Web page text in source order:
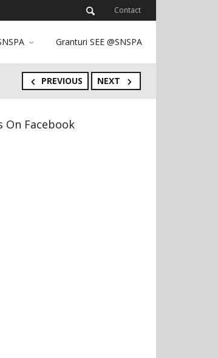
Contact
Granturi SEE @SNSPA
PREVIOUS NEXT
On Facebook